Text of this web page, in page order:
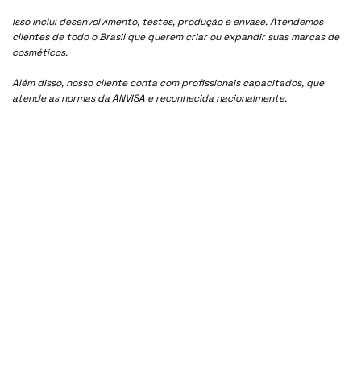
Isso inclui desenvolvimento, testes, produção e envase. Atendemos
clientes de todo o Brasil que querem criar ou expandir suas marcas de
cosméticos.
Além disso, nosso cliente conta com profissionais capacitados, que
atende as normas da ANVISA e reconhecida nacionalmente.